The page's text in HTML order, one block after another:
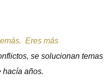
Eres más
se solucionan temas
hacía años.